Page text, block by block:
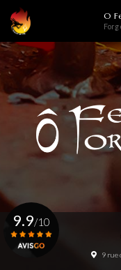
contenu
principal
O
9 rue
9.9/10